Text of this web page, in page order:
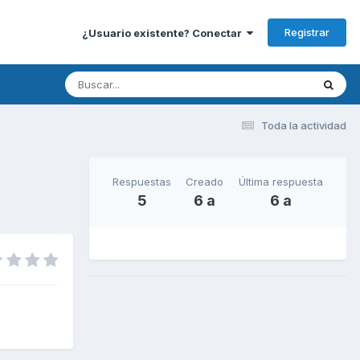
¿Usuario existente? Conectar Registrar
Toda la actividad
Respuestas
5
Creado
6 a
Última respuesta
6 a